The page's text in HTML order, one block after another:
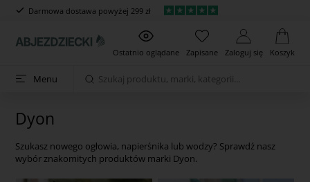
Darmowa dostawa powyżej 299 zł
Ostatnio oglądane Zapisane Zaloguj się Koszyk
Menu
Dyon
Szukasz nowego ogłowia, napierśnika lub wodzy? Sprawdź nasz
wybór znakomitych produktów marki Dyon.